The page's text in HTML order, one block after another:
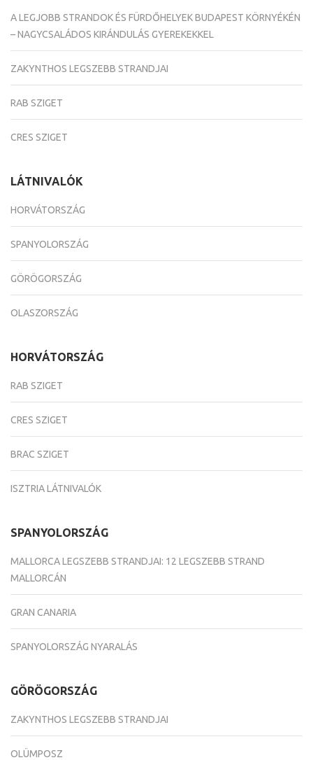
A LEGJOBB STRANDOK ÉS FÜRDŐHELYEK BUDAPEST KÖRNYÉKÉN
– NAGYCSALÁDOS KIRÁNDULÁS GYEREKEKKEL
ZAKYNTHOS LEGSZEBB STRANDJAI
RAB SZIGET
CRES SZIGET
LÁTNIVALÓK
HORVÁTORSZÁG
SPANYOLORSZÁG
GÖRÖGORSZÁG
OLASZORSZÁG
HORVÁTORSZÁG
RAB SZIGET
CRES SZIGET
BRAC SZIGET
ISZTRIA LÁTNIVALÓK
SPANYOLORSZÁG
MALLORCA LEGSZEBB STRANDJAI: 12 LEGSZEBB STRAND
MALLORCÁN
GRAN CANARIA
SPANYOLORSZÁG NYARALÁS
GÖRÖGORSZÁG
ZAKYNTHOS LEGSZEBB STRANDJAI
OLÜMPOSZ